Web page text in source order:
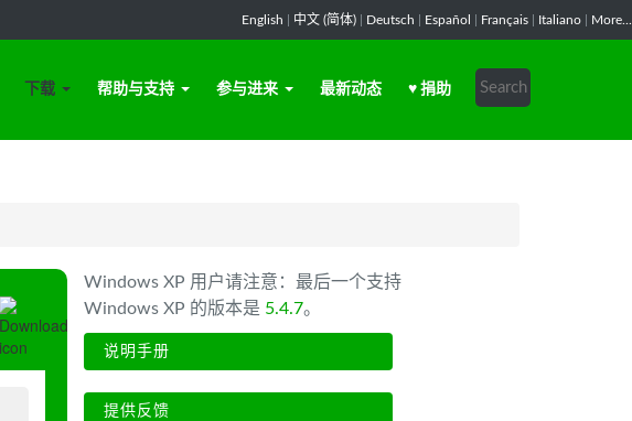
English 中文 (简体) Deutsch Español Français Italiano More...
下载 帮助与支持 参与进来 最新动态 ♥ 捐助
Windows XP 用户请注意：最后一个支持
Windows XP 的版本是 5.4.7。
说明手册
提供反馈